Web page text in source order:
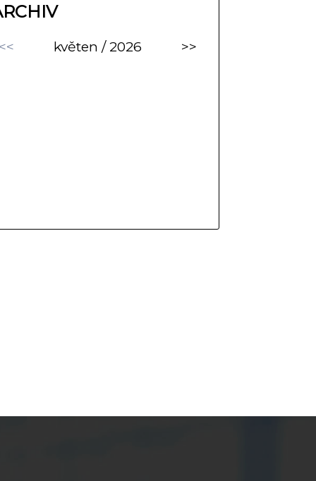
květen / 2026 >>